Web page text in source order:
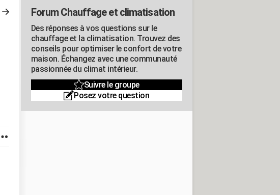
Forum Chauffage et climatisation
Des réponses à vos questions sur le
chauffage et la climatisation. Trouvez des
conseils pour optimiser le confort de votre
maison. Échangez avec une communauté
passionnée du climat intérieur.
Suivre le groupe
Posez votre question